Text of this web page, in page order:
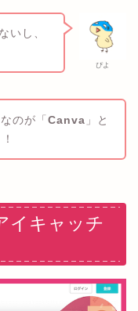
ぴよ
いし、
のが「 Canva 」と
イキャッチ